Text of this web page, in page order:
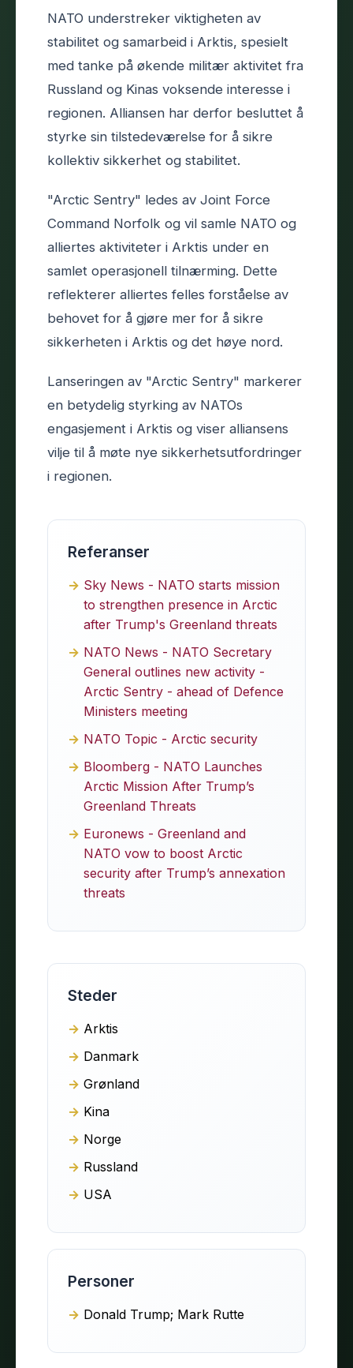
NATO understreker viktigheten av
stabilitet og samarbeid i Arktis, spesielt
med tanke på økende militær aktivitet fra
Russland og Kinas voksende interesse i
regionen. Alliansen har derfor besluttet å
styrke sin tilstedeværelse for å sikre
kollektiv sikkerhet og stabilitet.
"Arctic Sentry" ledes av Joint Force
Command Norfolk og vil samle NATO og
alliertes aktiviteter i Arktis under en
samlet operasjonell tilnærming. Dette
reflekterer alliertes felles forståelse av
behovet for å gjøre mer for å sikre
sikkerheten i Arktis og det høye nord.
Lanseringen av "Arctic Sentry" markerer
en betydelig styrking av NATOs
engasjement i Arktis og viser alliansens
vilje til å møte nye sikkerhetsutfordringer
i regionen.
Referanser
Sky News - NATO starts mission
to strengthen presence in Arctic
after Trump's Greenland threats
NATO News - NATO Secretary
General outlines new activity -
Arctic Sentry - ahead of Defence
Ministers meeting
NATO Topic - Arctic security
Bloomberg - NATO Launches
Arctic Mission After Trump’s
Greenland Threats
Euronews - Greenland and
NATO vow to boost Arctic
security after Trump’s annexation
threats
Steder
Arktis
Danmark
Grønland
Kina
Norge
Russland
USA
Personer
Donald Trump; Mark Rutte